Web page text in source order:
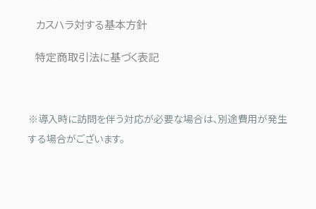
カスハラ対する基本方針
特定商取引法に基づく表記
※導入時に訪問を伴う対応が必要な場合は、別途費用が発生
する場合がございます。